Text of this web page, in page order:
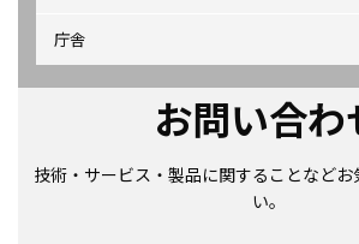
庁舎
お問い合わ
技術・サービス・製品に関することなど
い。